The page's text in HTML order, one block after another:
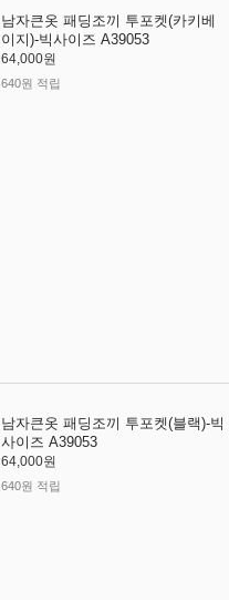
남자큰옷 패딩조끼 투포켓(카키베
이지)-빅사이즈 A39053
64,000원
640원 적립
남자큰옷 패딩조끼 투포켓(블랙)-빅
사이즈 A39053
64,000원
640원 적립